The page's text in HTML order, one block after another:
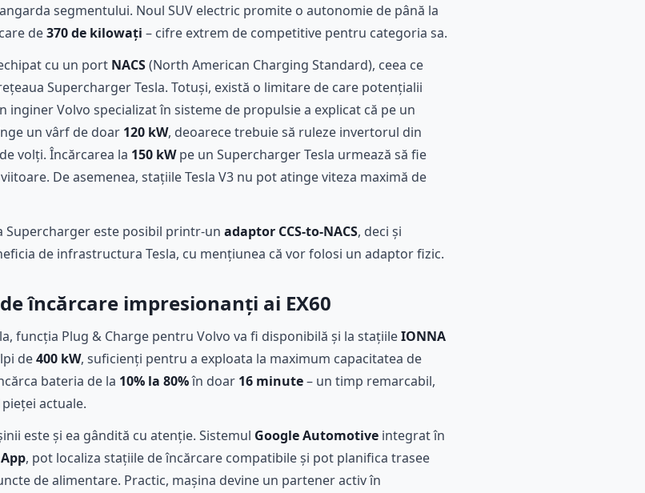
segmentului. Noul SUV electric promite o autonomie de până la
de370 de kilowați – cifre extrem de competitive pentru categoria sa.
cu un port NACS(North American Charging Standard), ceea ce
Supercharger Tesla. Totuși, există o limitare de care potențialii
Volvo specializat în sisteme de propulsie a explicat că pe un
un vârf de doar 120 kW, deoarece trebuie să ruleze invertorul din
volți. Încărcarea la 150 kWpe un Supercharger Tesla urmează să fie
De asemenea, stațiile Tesla V3 nu pot atinge viteza maximă de
Supercharger este posibil printr-un adaptor CCS-to-NACS, deci și
de infrastructura Tesla, cu mențiunea că vor folosi un adaptor fizic.
încărcare impresionanți ai EX60
funcția Plug & Charge pentru Volvo va fi disponibilă și la stațiileIONNA
de400 kW, suficienți pentru a exploata la maximum capacitatea de
bateria de la 10% la 80%în doar 16 minute– un timp remarcabil,
actuale.
este și ea gândită cu atenție. Sistemul Google Automotive integrat în
, pot localiza stațiile de încărcare compatibile și pot planifica trasee
de alimentare. Practic, mașina devine un partener activ în